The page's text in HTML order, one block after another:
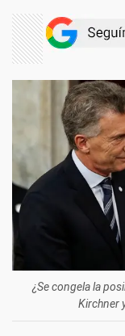
¿Se congela la
Kirchner